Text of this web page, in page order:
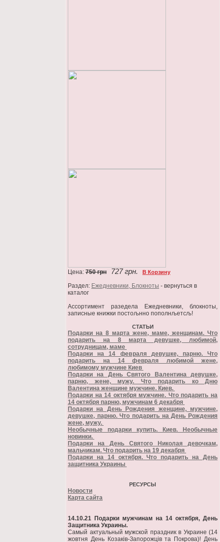
Цена: 750 грн 727 грн. В Корзину
Раздел: Ежедневники, Блокноты - вернуться в
каталог
Ассортимент разедела Ежедневники, блокноты,
записные книжки постољнно пополнљетсљ!
СТАТЬИ
Подарки на 8 марта жене, маме, женщинам. Что
подарить на 8 марта девушке, любимой,
сотрудницам, маме
Подарки на 14 февраля девушке, парню. Что
подарить на 14 февраля любимой жене,
любимому мужчине Киев
Подарки на День Святого Валентина девушке,
парню, жене, мужу. Что подарить ко Дню
Валентина женщине мужчине. Киев.
Подарки на 14 октября мужчине. Что подарить на
14 октября парню, мужчинам 6 декабря
Подарки на День Рождения женщине, мужчине,
девушке, парню. Что подарить на День Рождения
жене, мужу.
Необычные подарки купить. Киев. Необычные
новинки.
Подарки на День Святого Николая девочкам,
мальчикам. Что подарить на 19 декабря
Подарки на 14 октября. Что подарить на День
защитника Украины
РЕСУРСЫ
Новости
Карта сайта
14.10.21 Подарки мужчинам на 14 октября, День
Защитника Украины.
Самый актуальный мужской праздник в Украине (14
жовтня День Козаків-Запорожців та Покрова)! День